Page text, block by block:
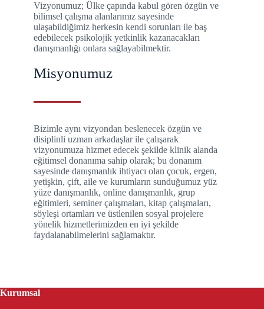
Vizyonumuz; Ülke çapında kabul gören özgün ve
bilimsel çalışma alanlarımız sayesinde
ulaşabildiğimiz herkesin kendi sorunları ile baş
edebilecek psikolojik yetkinlik kazanacakları
danışmanlığı onlara sağlayabilmektir.
Misyonumuz
Bizimle aynı vizyondan beslenecek özgün ve
disiplinli uzman arkadaşlar ile çalışarak
vizyonumuza hizmet edecek şekilde klinik alanda
eğitimsel donanıma sahip olarak; bu donanım
sayesinde danışmanlık ihtiyacı olan çocuk, ergen,
yetişkin, çift, aile ve kurumların sunduğumuz yüz
yüze danışmanlık, online danışmanlık, grup
eğitimleri, seminer çalışmaları, kitap çalışmaları,
söyleşi ortamları ve üstlenilen sosyal projelere
yönelik hizmetlerimizden en iyi şekilde
faydalanabilmelerini sağlamaktır.
Kurumsal